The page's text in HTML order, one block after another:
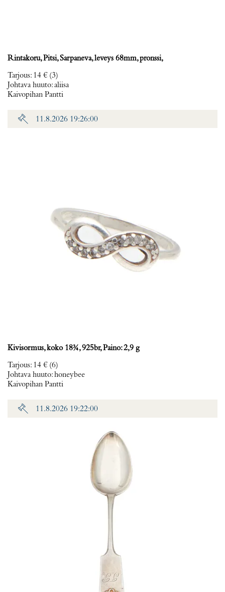
Rintakoru, Pitsi, Sarpaneva, leveys 68mm, pronssi,
Tarjous: 14 € (3)
Johtava huuto:aliisa
Kaivopihan Pantti
11.8.2026 19:26:00
Kivisormus, koko 18¾, 925br, Paino: 2,9 g
Tarjous: 14 € (6)
Johtava huuto:honeybee
Kaivopihan Pantti
11.8.2026 19:22:00